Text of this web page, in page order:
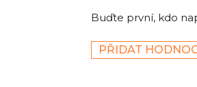
Buďte první, kdo
PŘIDAT